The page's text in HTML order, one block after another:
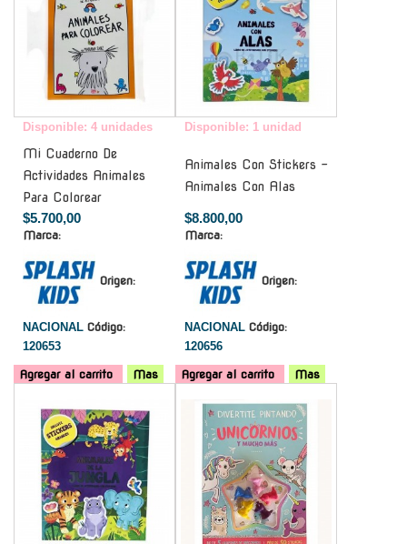
Disponible: 4 unidades
Mi Cuaderno De
Actividades Animales
Para Colorear
$5.700,00
Marca:
Origen:
NACIONAL Código:
120653
Agregar al carrito Mas
Disponible: 1 unidad
Animales Con Stickers -
Animales Con Alas
$8.800,00
Marca:
Origen:
NACIONAL Código:
120656
Agregar al carrito
Mas